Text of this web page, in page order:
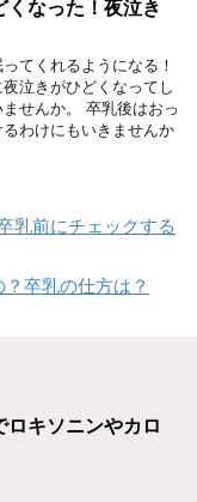
くなった！夜泣き
てくれるようになる！
泣きがひどくなってし
せんか。 卒乳後はおっ
わけにもいきませんか
乳前にチェックする
卒乳の仕方は？
ロキソニンやカロ